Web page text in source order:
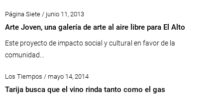
Página Siete / junio 11, 2013
Arte Joven, una galería de arte al aire libre para El Alto
Este proyecto de impacto social y cultural en favor de la
comunidad...
Los Tiempos / mayo 14, 2014
Tarija busca que el vino rinda tanto como el gas